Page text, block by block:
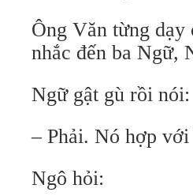
Ông Văn từng
nhắc đến ba Ngữ,
Ngữ gật gù rồi nói:
– Phải. Nó hợp
Ngô hỏi: